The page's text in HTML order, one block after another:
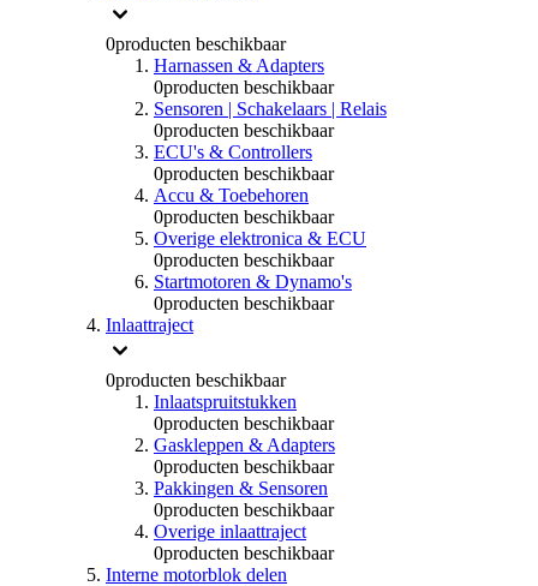
0producten beschikbaar
Harnassen & Adapters
0producten beschikbaar
Sensoren | Schakelaars | Relais
0producten beschikbaar
ECU's & Controllers
0producten beschikbaar
Accu & Toebehoren
0producten beschikbaar
Overige elektronica & ECU
0producten beschikbaar
Startmotoren & Dynamo's
0producten beschikbaar
Inlaattraject
0producten beschikbaar
Inlaatspruitstukken
0producten beschikbaar
Gaskleppen & Adapters
0producten beschikbaar
Pakkingen & Sensoren
0producten beschikbaar
Overige inlaattraject
0producten beschikbaar
Interne motorblok delen